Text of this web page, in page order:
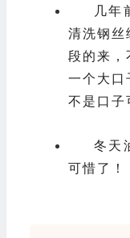
几年
清洗钢
段的来
一个大
不是口子
冬天
可惜了！